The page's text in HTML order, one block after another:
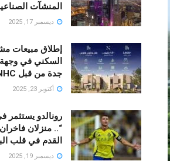
المنشآت
ديسمبر 17, 2025
إطلاق مبيعات
السكني في
جدة من قبل NHC
أكتوبر 23, 2025
رونالدو يستثمر
“.. منزلان
القدم في قلب
ديسمبر 19, 2025